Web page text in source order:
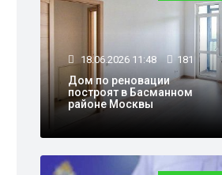
18.06.2026 11:48 181
Дом по реновации
построят в Басманном
районе Москвы